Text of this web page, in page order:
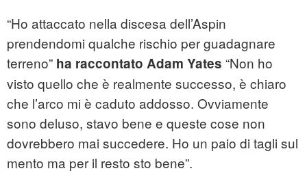
“Ho attaccato nella discesa dell’Aspin
prendendomi qualche rischio per guadagnare
terreno” ha raccontato Adam Yates “Non ho
visto quello che è realmente successo, è chiaro
che l’arco mi è caduto addosso. Ovviamente
sono deluso, stavo bene e queste cose non
dovrebbero mai succedere. Ho un paio di tagli sul
mento ma per il resto sto bene”.